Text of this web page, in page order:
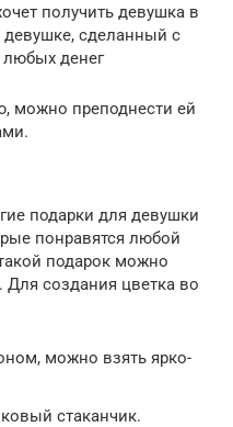
получить девушка в
сделанный с
любых денег
можно преподнести ей
подарки для девушки
понравятся любой
подарок можно
создания цветка во
можно взять ярко-
стаканчик.